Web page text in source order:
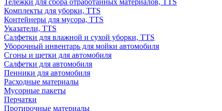
Тележки для сбора отработанных материалов, TTS
Комплекты для уборки, TTS
Контейнеры для мусора, TTS
Указатели, TTS
Салфетки для влажной и сухой уборки, TTS
Уборочный инвентарь для мойки автомобиля
Сгоны и щетки для автомобиля
Салфетки для автомобиля
Пенники для автомобиля
Расходные материалы
Мусорные пакеты
Перчатки
Протирочные материалы